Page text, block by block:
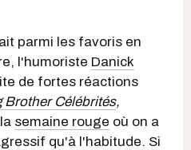
parmi les favoris en
l'humoriste Danick
de fortes réactions
Brother Célébrités,
semaine rouge où on a
qu'à l'habitude. Si